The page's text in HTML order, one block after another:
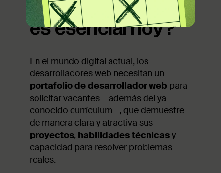
desarrollador web
es esencial hoy?
En el mundo digital actual, los
desarrolladores web necesitan un
portafolio de desarrollador web para
solicitar vacantes --además del ya
conocido currículum--, que demuestre
de manera clara y atractiva sus
proyectos, habilidades técnicasy
capacidad para resolver problemas
reales.